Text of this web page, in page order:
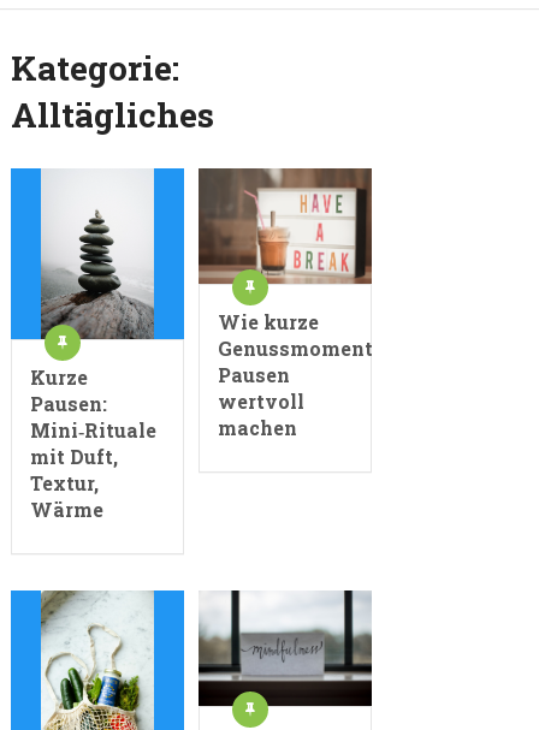
Kategorie:
Alltägliches
Kurze
Pausen:
Mini‑Rituale
mit Duft,
Textur,
Wärme
Wie kurze
Genussmomente
Pausen
wertvoll
machen